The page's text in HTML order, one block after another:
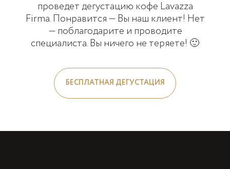
проведет дегустацию кофе Lavazza
Firma. Понравится — Вы наш клиент! Нет
— поблагодарите и проводите
специалиста. Вы ничего не теряете! 🙂
БЕСПЛАТНАЯ ДЕГУСТАЦИЯ